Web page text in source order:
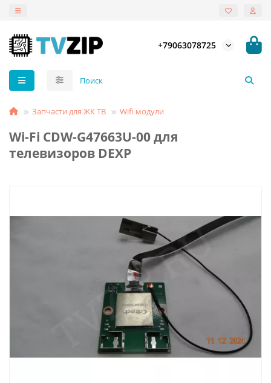
+79063078725
Запчасти для ЖК ТВ Wifi модули
Wi-Fi CDW-G47663U-00 для
телевизоров DEXP